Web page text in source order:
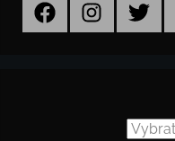
FacebookInstagramTwitter